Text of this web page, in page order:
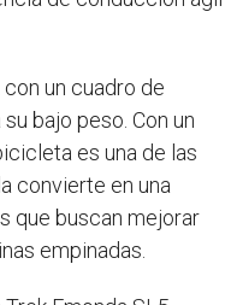
un cuadro de
bajo peso. Con un
es una de las
convierte en una
que buscan mejorar
empinadas.